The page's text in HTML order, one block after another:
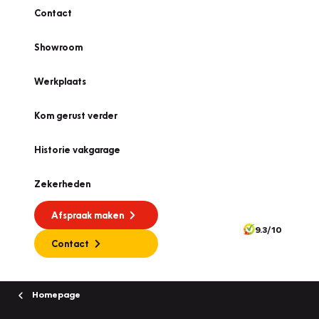
Contact
Showroom
Werkplaats
Kom gerust verder
Historie vakgarage
Zekerheden
Afspraak maken
Contact
9.3/10
Homepage